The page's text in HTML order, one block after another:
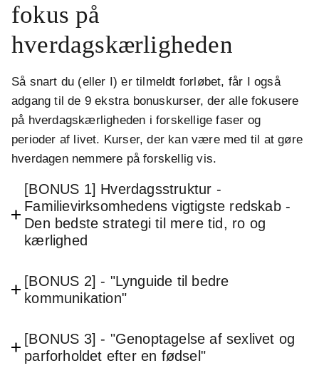
fokus på
hverdagskærligheden
Så snart du (eller I) er tilmeldt forløbet, får I også
adgang til de 9 ekstra bonuskurser, der alle fokusere
på hverdagskærligheden i forskellige faser og
perioder af livet. Kurser, der kan være med til at gøre
hverdagen nemmere på forskellig vis.
[BONUS 1] Hverdagsstruktur -
Familievirksomhedens vigtigste redskab -
Den bedste strategi til mere tid, ro og
kærlighed
[BONUS 2] - "Lynguide til bedre
kommunikation"
[BONUS 3] - "Genoptagelse af sexlivet og
parforholdet efter en fødsel"